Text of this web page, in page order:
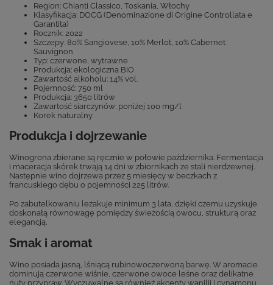
Region: Chianti Classico, Toskania, Włochy
Klasyfikacja: DOCG (Denominazione di Origine Controllata e
Garantita)
Rocznik: 2022
Szczepy: 80% Sangiovese, 10% Merlot, 10% Cabernet
Sauvignon
Typ: czerwone, wytrawne
Produkcja: ekologiczna BIO
Zawartość alkoholu: 14% vol.
Pojemność: 750 ml
Produkcja: 3650 litrów
Zawartość siarczynów: poniżej 100 mg/l
Korek naturalny
Produkcja i dojrzewanie
Winogrona zbierane są ręcznie w połowie października. Fermentacja
i maceracja skórek trwają 14 dni w zbiornikach ze stali nierdzewnej.
Następnie wino dojrzewa przez 5 miesięcy w beczkach z
francuskiego dębu o pojemności 225 litrów.
Po zabutelkowaniu leżakuje minimum 3 lata, dzięki czemu uzyskuje
doskonałą równowagę pomiędzy świeżością owocu, strukturą oraz
elegancją.
Smak i aromat
Wino posiada jasną, lśniącą rubinowoczerwoną barwę. W aromacie
dominują czerwone wiśnie, czerwone owoce leśne oraz delikatne
nuty przypraw. Wyczuwalne są również akcenty wanilii i cynamonu